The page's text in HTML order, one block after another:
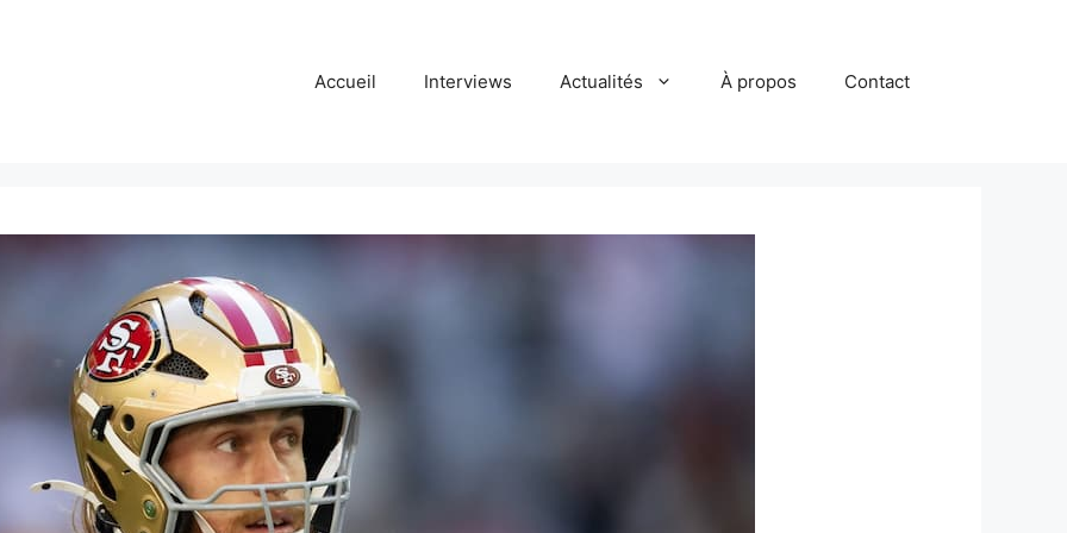
Accueil Interviews Actualités À propos Contact